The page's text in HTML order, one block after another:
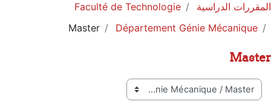
المقررات الدراسية
Faculté de Technologie
Département Génie Mécanique
Master
Master
تصنيفات المقررات